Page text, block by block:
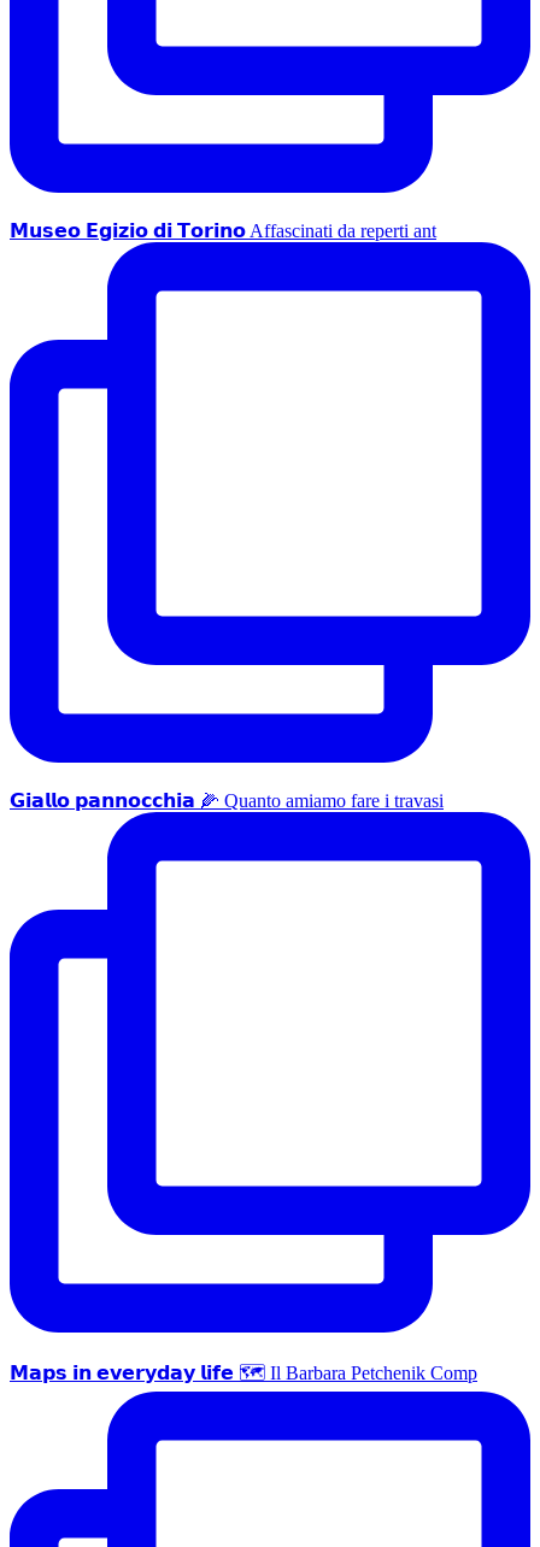
𝗠𝘂𝘀𝗲𝗼 𝗘𝗴𝗶𝘇𝗶𝗼 𝗱𝗶 𝗧𝗼𝗿𝗶𝗻𝗼 Affascinati da reperti ant
𝗚𝗶𝗮𝗹𝗹𝗼 𝗽𝗮𝗻𝗻𝗼𝗰𝗰𝗵𝗶𝗮 🌽 Quanto amiamo fare i travasi
𝗠𝗮𝗽𝘀 𝗶𝗻 𝗲𝘃𝗲𝗿𝘆𝗱𝗮𝘆 𝗹𝗶𝗳𝗲 🗺 Il Barbara Petchenik Comp